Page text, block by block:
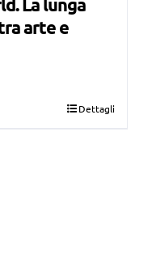
arte e
Dettagli